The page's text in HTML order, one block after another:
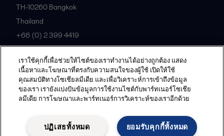
TH-10260 Bangkok
Thailand
+66 (0) 2 399 4419
All offices
Legal terms and conditions
เราใช้คุกกี้เพื่อช่วยให้ไซต์ของเราทำงานได้อย่างถูกต้อง แสดง
เนื้อหาและโฆษณาที่ตรงกับความสนใจของผู้ใช้ เปิดให้ใช้
คุณสมบัติทางโซเชียลมีเดีย และเพื่อวิเคราะห์การเข้าถึงข้อมูล
ของเรา เรายังแบ่งปันข้อมูลการใช้งานไซต์กับพาร์ทเนอร์โซเชีย
ลมีเดีย การโฆษณาและพาร์ทเนอร์การวิเคราะห์ของเราอีกด้วย
ยอมรับคุกกี้ทั้งหมด
ปฏิเสธทั้งหมด